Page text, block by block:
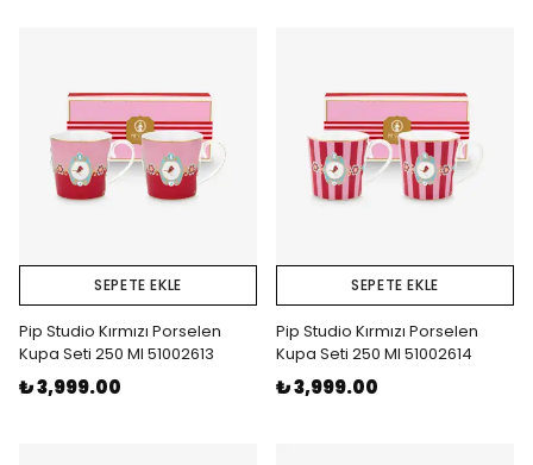
SEPETE EKLE
Pip Studio Kırmızı Porselen
Kupa Seti 250 Ml 51002613
₺ 3,999.00
SEPETE EKLE
Pip Studio Kırmızı Porselen
Kupa Seti 250 Ml 51002614
₺ 3,999.00